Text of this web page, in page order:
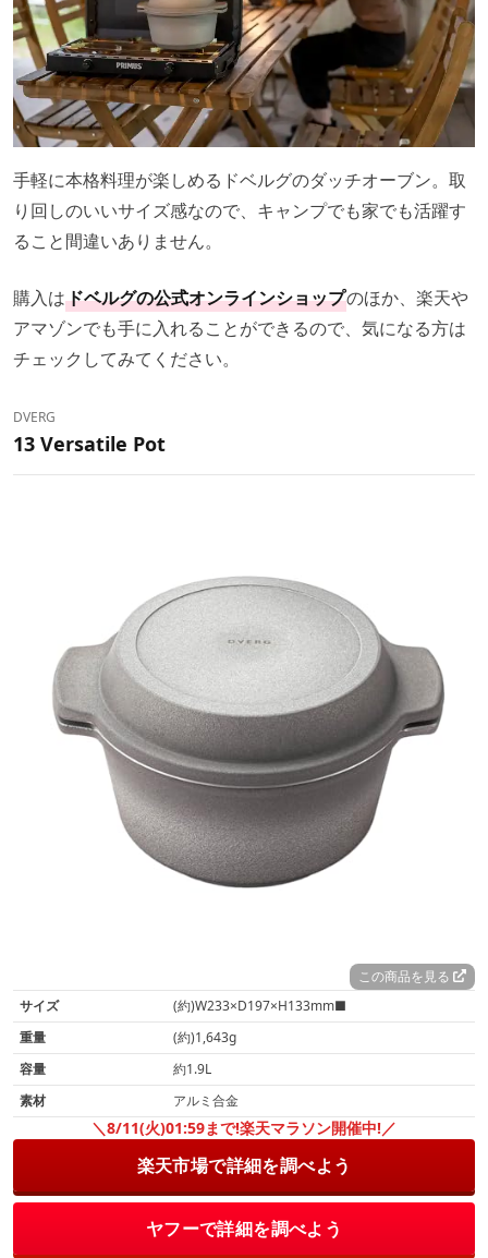
手軽に本格料理が楽しめるドベルグのダッチオーブン。取
り回しのいいサイズ感なので、キャンプでも家でも活躍す
ること間違いありません。
購入はドベルグの公式オンラインショップのほか、楽天や
アマゾンでも手に入れることができるので、気になる方は
チェックしてみてください。
DVERG
13 Versatile Pot
この商品を見る
サイズ
(約)W233×D197×H133mm■
重量
(約)1,643g
容量
約1.9L
素材
アルミ合金
＼8/11(火)01:59まで!楽天マラソン開催中!／
楽天市場で詳細を調べよう
ヤフーで詳細を調べよう